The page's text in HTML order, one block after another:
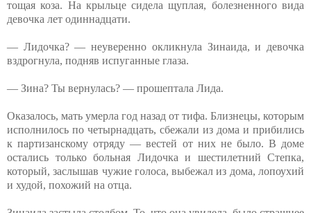
тощая коза. На крыльце сидела щуплая, болезненного вида
девочка лет одиннадцати.
— Лидочка? — неуверенно окликнула Зинаида, и девочка
вздрогнула, подняв испуганные глаза.
— Зина? Ты вернулась? — прошептала Лида.
Оказалось, мать умерла год назад от тифа. Близнецы, которым
исполнилось по четырнадцать, сбежали из дома и прибились
к партизанскому отряду — вестей от них не было. В доме
остались только больная Лидочка и шестилетний Степка,
который, заслышав чужие голоса, выбежал из дома, лопоухий
и худой, похожий на отца.